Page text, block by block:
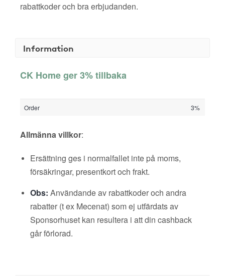
rabattkoder och bra erbjudanden.
Information
CK Home ger 3% tillbaka
Order 3%
Allmänna villkor:
Ersättning ges i normalfallet inte på moms,
försäkringar, presentkort och frakt.
Obs: Användande av rabattkoder och andra
rabatter (t ex Mecenat) som ej utfärdats av
Sponsorhuset kan resultera i att din cashback
går förlorad.